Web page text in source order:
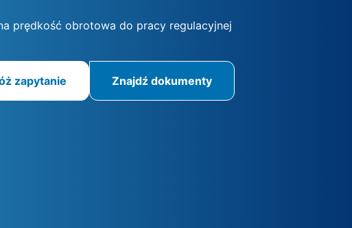
prędkość obrotowa do pracy regulacyjnej
zapytanie Znajdź dokumenty